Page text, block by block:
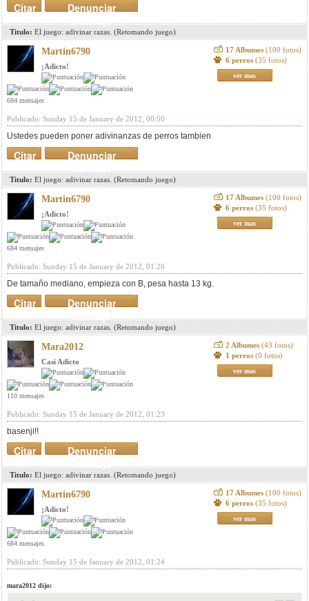
Denunciar
mensaje
Citar
Titulo: El juego: adivinar razas. (Retomando juego)
Martin6790
¡Adicto!
684 mensajes
17 Albumes (100 fotos)
6 perros (35 fotos)
ver mas
Publicado: Sunday 15 de January de 2012, 00:50
Ustedes pueden poner adivinanzas de perros tambien
Denunciar
mensaje
Citar
Titulo: El juego: adivinar razas. (Retomando juego)
Martin6790
¡Adicto!
684 mensajes
17 Albumes (100 fotos)
6 perros (35 fotos)
ver mas
Publicado: Sunday 15 de January de 2012, 01:20
De tamaño mediano, empieza con B, pesa hasta 13 kg.
Denunciar
mensaje
Citar
Titulo: El juego: adivinar razas. (Retomando juego)
Mara2012
Casi Adicto
110 mensajes
2 Albumes (43 fotos)
1 perros (0 fotos)
ver mas
Publicado: Sunday 15 de January de 2012, 01:23
basenji!!
Denunciar
mensaje
Citar
Titulo: El juego: adivinar razas. (Retomando juego)
Martin6790
¡Adicto!
684 mensajes
17 Albumes (100 fotos)
6 perros (35 fotos)
ver mas
Publicado: Sunday 15 de January de 2012, 01:24
mara2012 dijo: